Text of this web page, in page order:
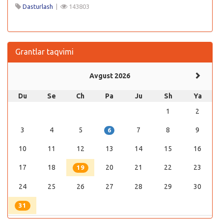
Dasturlash | 143803
Grantlar taqvimi
Avgust 2026
Du Se Ch Pa Ju Sh
Ya
1
2
3 4 5 6 7 8 9
10 11 12 13 14 15 16
17 18 19 20 21 22 23
24 25 26 27 28 29 30
31